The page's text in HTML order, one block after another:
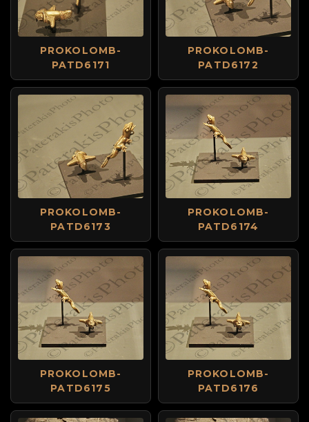
PROKOLOMB-
PATD6171
PROKOLOMB-
PATD6172
PROKOLOMB-
PATD6173
PROKOLOMB-
PATD6174
PROKOLOMB-
PATD6175
PROKOLOMB-
PATD6176